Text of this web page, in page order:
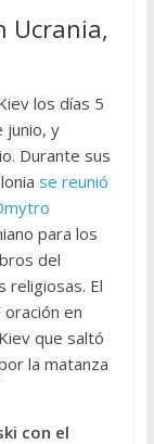
Ucrania,
los días 5
junio, y
Durante sus
se reunió
para los
del
religiosas. El
en
que saltó
la matanza
con el